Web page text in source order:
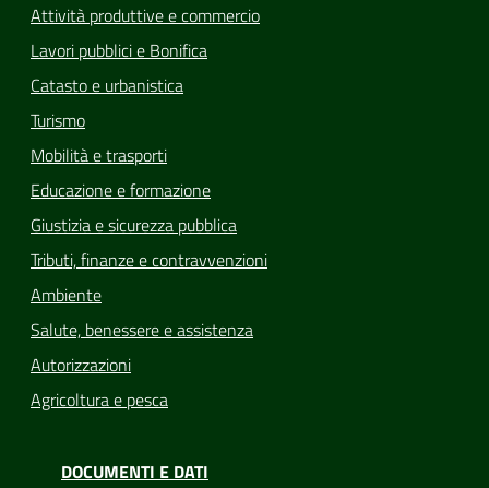
Attività produttive e commercio
Lavori pubblici e Bonifica
Catasto e urbanistica
Turismo
Mobilità e trasporti
Educazione e formazione
Giustizia e sicurezza pubblica
Tributi, finanze e contravvenzioni
Ambiente
Salute, benessere e assistenza
Autorizzazioni
Agricoltura e pesca
DOCUMENTI E DATI